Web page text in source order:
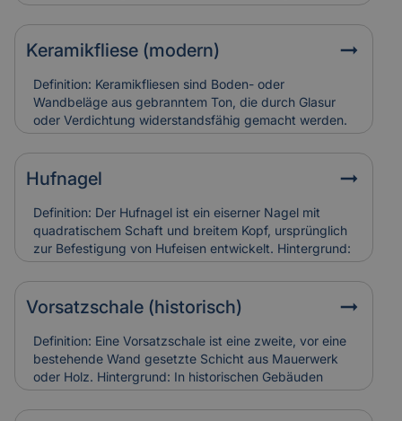
verhindert.Hintergrund: Sie wird vor allem in Dach-
und Wandkonstruktionen eingesetzt, um
Feuchtigkeitsansammlungen in der Dämmung zu
vermeiden. So bleibt die Bausubstanz trocken und
schimmelresistent.Relevanz für Versicherung: Falsch
verlegte Dampfbremsen können Feuchtigkeitsschäden
verursachen. Versicherungen berücksichtigen sie bei
der Schadensanalyse und Bewertung der
Bauausführung.
Keramikfliese (modern)
Definition: Keramikfliesen sind Boden- oder
Wandbeläge aus gebranntem Ton, die durch Glasur
oder Verdichtung widerstandsfähig gemacht werden.
Hintergrund: Moderne Varianten sind besonders
langlebig, pflegeleicht und in vielen Designs erhältlich.
Sie werden häufig zur Sanierung älterer Gebäude
eingesetzt, um historische Räume zeitgemäß nutzbar
zu machen. Relevanz für Versicherung: Keramikfliesen
gelten als robust, können aber bei
Leitungswasserschäden hohe Reparaturkosten
verursachen, wenn sie vollständig ersetzt werden
müssen.
Hufnagel
Definition: Der Hufnagel ist ein eiserner Nagel mit
quadratischem Schaft und breitem Kopf, ursprünglich
zur Befestigung von Hufeisen entwickelt. Hintergrund:
In historischen Gebäuden fand er auch als
Befestigungselement in Holzbau oder Dachdeckung
Verwendung. Alte Hufnägel sind oft handgeschmiedet
und zeugen von traditioneller Bauweise. Relevanz für
Versicherung: Korrodierte Hufnägel können
Holzschäden verursachen. Bei Restaurierungen
werden sie häufig ersetzt, was in die
Versicherungskalkulation denkmalgerechter
Sanierungen einfließt.
Vorsatzschale (historisch)
Definition: Eine Vorsatzschale ist eine zweite, vor eine
bestehende Wand gesetzte Schicht aus Mauerwerk
oder Holz. Hintergrund: In historischen Gebäuden
diente sie oft dem Witterungsschutz oder der
optischen Aufwertung einer Fassade. Heute wird sie